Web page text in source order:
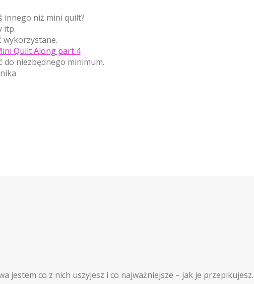
innego niż mini quilt?
itp.
wykorzystane.
Quilt Along part 4
do niezbędnego minimum.
jestem co z nich uszyjesz i co najważniejsze – jak je przepikujesz.